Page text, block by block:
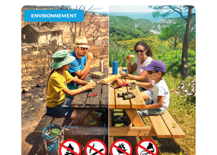
ENVIRONNEMENT